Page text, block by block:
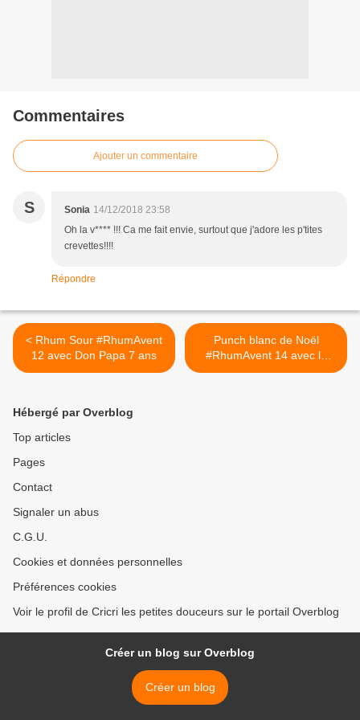
Commentaires
Ajouter un commentaire
S Sonia 14/12/2018 23:58
Oh la v**** !!! Ca me fait envie, surtout que j'adore les p'tites
crevettes!!!!
Répondre
< Rhum Sour #RhumAvent
12 avec Don Papa 7 ans
Punch blanc de Noël
#RhumAvent 14 avec le
rhum blanc Caliche Puerto
Hébergé par Overblog
Top articles
Pages
Contact
Signaler un abus
C.G.U.
Cookies et données personnelles
Préférences cookies
Voir le profil de Cricri les petites douceurs sur le portail Overblog
Créer un blog sur Overblog
Créer un blog